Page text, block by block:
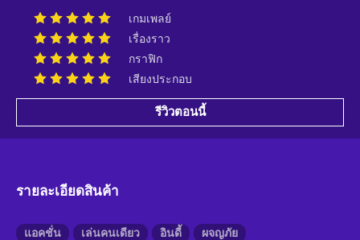
เกมเพลย์
เรื่องราว
กราฟิก
เสียงประกอบ
รีวิวตอนนี้
รายละเอียดสินค้า
แอคชั่น เล่นคนเดียว อินดี้ ผจญภัย